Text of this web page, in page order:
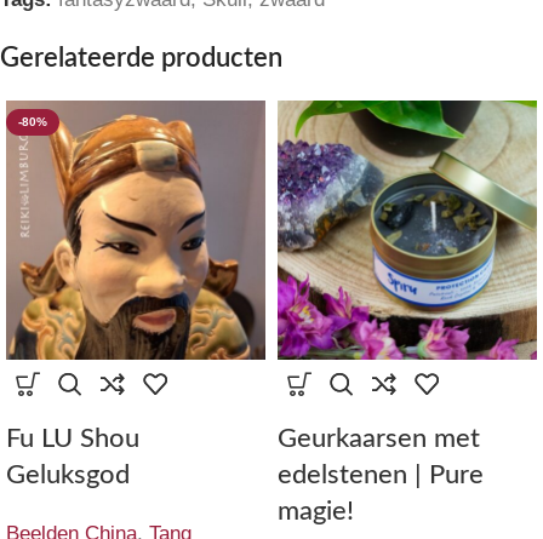
Gerelateerde producten
-80%
Fu LU Shou
Geluksgod
Beelden China, Tang
Geurkaarsen met
edelstenen | Pure
magie!